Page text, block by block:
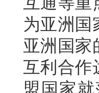
为亚洲国
亚洲国家
互利合作
盟国家